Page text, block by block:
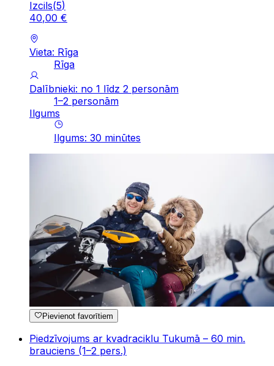
Izcils(5)
40,00 €
Vieta: Rīga
Rīga
Dalībnieki: no 1 līdz 2 personām
1–2 personām
Ilgums
Ilgums: 30 minūtes
Pievienot favorītiem
Piedzīvojums ar kvadraciklu Tukumā – 60 min.
brauciens (1–2 pers.)